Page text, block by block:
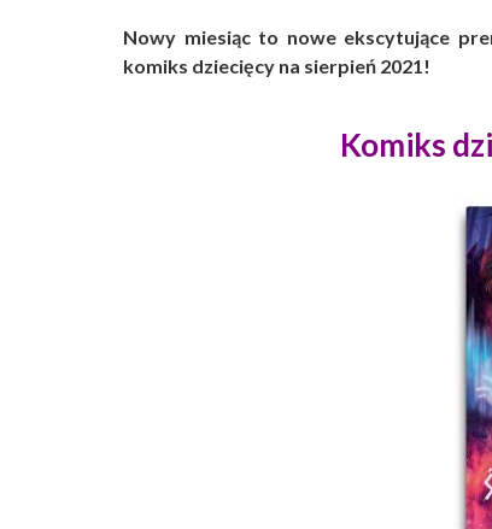
Nowy miesiąc to nowe ekscytujące
komiks dziecięcy na sierpień 2021!
Komiks